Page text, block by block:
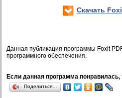
Скачать
Данная публикация программы Foxit
программного обеспечения.
Если данная программа понравилась,
Поделиться…